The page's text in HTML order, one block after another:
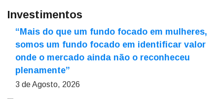
Investimentos
“Mais do que um fundo focado em mulheres,
somos um fundo focado em identificar valor
onde o mercado ainda não o reconheceu
plenamente”
3 de Agosto, 2026